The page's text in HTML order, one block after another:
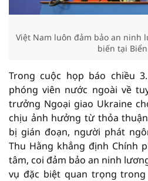
Việt Nam luôn đảm bảo an ninh
biến tại
Trong cuộc họp báo chiều
phóng viên nước ngoài về
trưởng Ngoại giao Ukraine
chịu ảnh hưởng từ thỏa
bị gián đoạn, người phát
Thu Hằng khẳng định Chính
tâm, coi đảm bảo an ninh
vụ đặc biệt quan trọng